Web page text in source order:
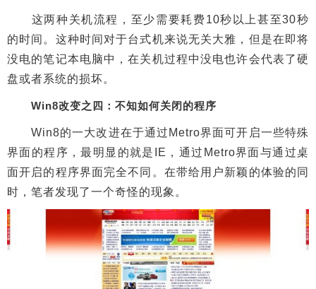
这两种关机流程，至少需要耗费10秒以上甚至30秒
的时间。这种时间对于台式机来说无关大雅，但是在即将
没电的笔记本电脑中，在关机过程中没电也许会代表了硬
盘或者系统的损坏。
Win8改变之四：不知如何关闭的程序
Win8的一大改进在于通过Metro界面可开启一些特殊
界面的程序，最明显的就是IE，通过Metro界面与通过桌
面开启的程序界面完全不同。在带给用户新颖的体验的同
时，笔者发现了一个奇怪的现象。